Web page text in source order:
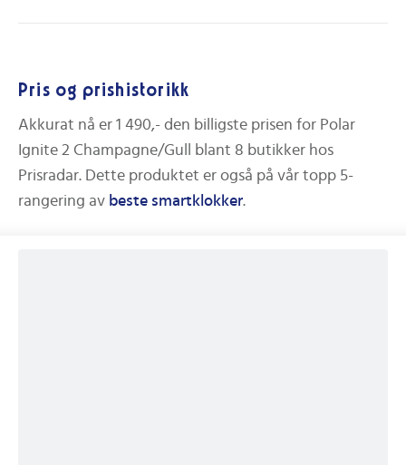
Pris og prishistorikk
Akkurat nå er 1 490,- den billigste prisen for Polar
Ignite 2 Champagne/Gull
blant 8 butikker hos
Prisradar. Dette produktet er også på vår topp 5-
rangering av beste smartklokker.